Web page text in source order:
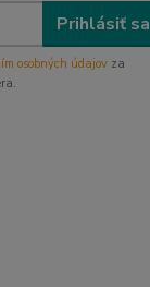
Prihlásiť sa
osobných údajov za